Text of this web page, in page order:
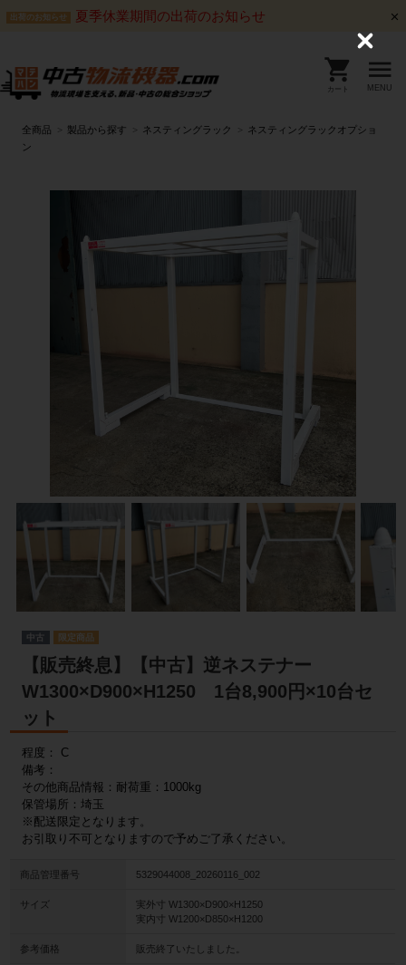
出荷のお知らせ 夏季休業期間の出荷のお知らせ
カート MENU
全商品 製品から探す ネスティングラック
ネスティングラックオプショ
ン
中古
【販売終息】【中古】逆ネステナー
W1300×D900×H1250 1台8,900円×10台セ
ット
程度： C
備考：
その他商品情報：耐荷重：1000kg
保管場所：埼玉
※配送限定となります。
お引取り不可となりますので予めご了承ください。
商品管理番号 5329044008_20260116_002
サイズ
実外寸 W1300×D900×H1250
実内寸 W1200×D850×H1200
参考価格 販売終了いたしました。
C
o
s